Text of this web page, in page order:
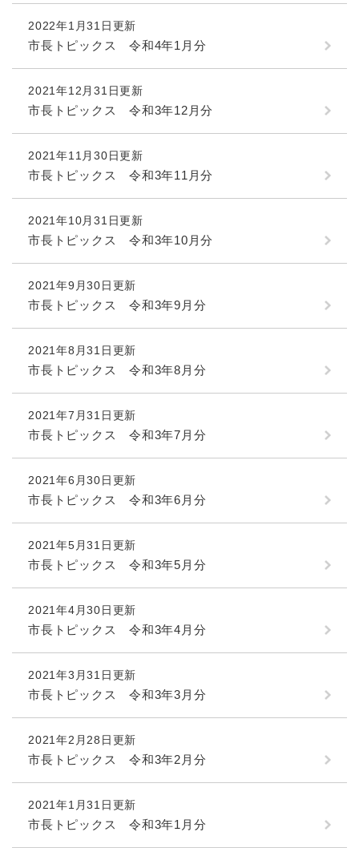
2022年1月31日更新
市長トピックス 令和4年1月分
2021年12月31日更新
市長トピックス 令和3年12月分
2021年11月30日更新
市長トピックス 令和3年11月分
2021年10月31日更新
市長トピックス 令和3年10月分
2021年9月30日更新
市長トピックス 令和3年9月分
2021年8月31日更新
市長トピックス 令和3年8月分
2021年7月31日更新
市長トピックス 令和3年7月分
2021年6月30日更新
市長トピックス 令和3年6月分
2021年5月31日更新
市長トピックス 令和3年5月分
2021年4月30日更新
市長トピックス 令和3年4月分
2021年3月31日更新
市長トピックス 令和3年3月分
2021年2月28日更新
市長トピックス 令和3年2月分
2021年1月31日更新
市長トピックス 令和3年1月分